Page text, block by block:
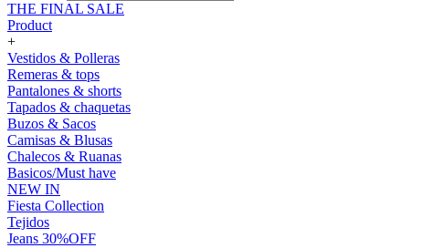
THE FINAL SALE
Product
+
Vestidos & Polleras
Remeras & tops
Pantalones & shorts
Tapados & chaquetas
Buzos & Sacos
Camisas & Blusas
Chalecos & Ruanas
Basicos/Must have
NEW IN
Fiesta Collection
Tejidos
Jeans 30%OFF